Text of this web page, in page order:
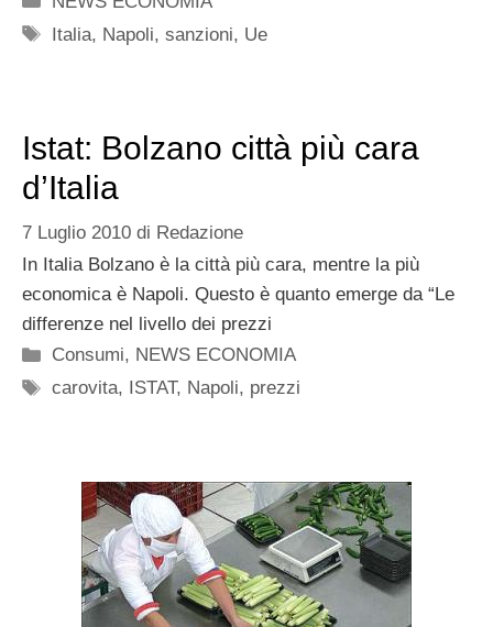
Tag
Italia, Napoli,sanzioni, Ue
Istat: Bolzano città più cara
d’Italia
7 Luglio 2010 di Redazione
In Italia Bolzano è la città più cara, mentre la più
economica è Napoli. Questo è quanto emerge da “Le
differenze nel livello dei prezzi
Categorie
Consumi, NEWS ECONOMIA
Tag
carovita, ISTAT, Napoli, prezzi